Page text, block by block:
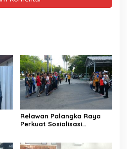
Relawan Palangka Raya
Perkuat Sosialisasi